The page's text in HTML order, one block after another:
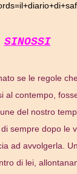
SINOSSI
se le regole
al contempo,
del nostro
sempre dopo le
ad avvolgerla.
di lei,